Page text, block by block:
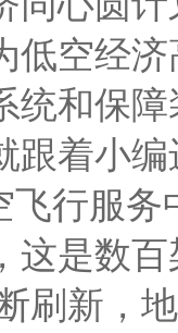
低空经
统和保
跟着小
行服务
这是数
刷新，